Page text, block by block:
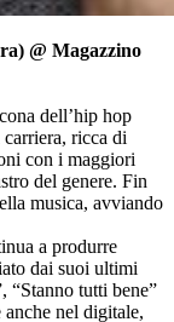
@ Magazzino
dell’hip hop
ricca di
con i maggiori
del genere. Fin
musica, avviando
a produrre
dai suoi ultimi
“Stanno tutti bene”
anche nel digitale,